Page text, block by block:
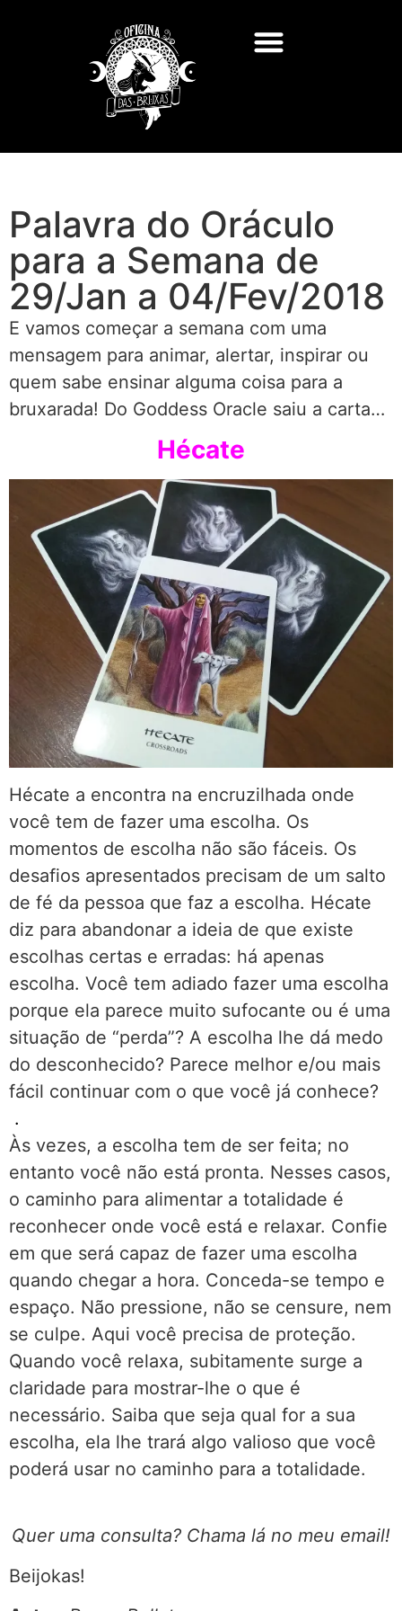
Palavra do Oráculo
para a Semana de
29/Jan a 04/Fev/2018
E vamos começar a semana com uma
mensagem para animar, alertar, inspirar ou
quem sabe ensinar alguma coisa para a
bruxarada! Do Goddess Oracle saiu a carta…
Hécate
Hécate a encontra na encruzilhada onde
você tem de fazer uma escolha. Os
momentos de escolha não são fáceis. Os
desafios apresentados precisam de um salto
de fé da pessoa que faz a escolha. Hécate
diz para abandonar a ideia de que existe
escolhas certas e erradas: há apenas
escolha. Você tem adiado fazer uma escolha
porque ela parece muito sufocante ou é uma
situação de “perda”? A escolha lhe dá medo
do desconhecido? Parece melhor e/ou mais
fácil continuar com o que você já conhece?
.
Às vezes, a escolha tem de ser feita; no
entanto você não está pronta. Nesses casos,
o caminho para alimentar a totalidade é
reconhecer onde você está e relaxar. Confie
em que será capaz de fazer uma escolha
quando chegar a hora. Conceda-se tempo e
espaço. Não pressione, não se censure, nem
se culpe. Aqui você precisa de proteção.
Quando você relaxa, subitamente surge a
claridade para mostrar-lhe o que é
necessário. Saiba que seja qual for a sua
escolha, ela lhe trará algo valioso que você
poderá usar no caminho para a totalidade.
Quer uma consulta? Chama lá no meu email!
Beijokas!